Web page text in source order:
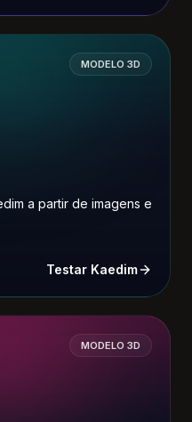
MODELO 3D
a partir de imagens e
Testar Kaedim
MODELO 3D